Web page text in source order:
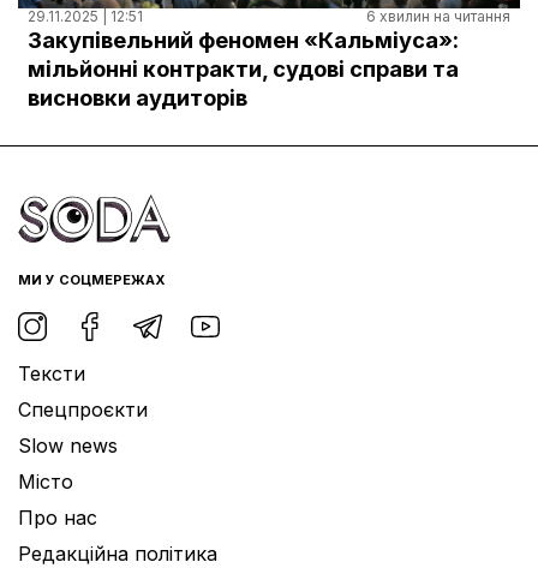
Правила використання матеріалів
Документи
29.11.2025 | 12:51 6 хвилин на читання
Закупівельний феномен «Кальміуса»:
мільйонні контракти, судові справи та
висновки аудиторів
МИ У СОЦМЕРЕЖАХ
Тексти
Спецпроєкти
Slow news
Місто
Про нас
Редакційна політика